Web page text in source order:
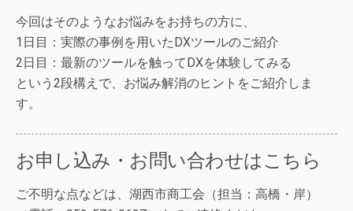
今回はそのようなお悩みをお持ちの方に、
1日目：実際の事例を用いたDXツールのご紹介
2日目：最新のツールを触ってDXを体験してみる
という2段構えで、お悩み解消のヒントをご紹介しま
す。
お申し込み・お問い合わせはこちら
ご不明な点などは、湖西市商工会（担当：高橋・岸）